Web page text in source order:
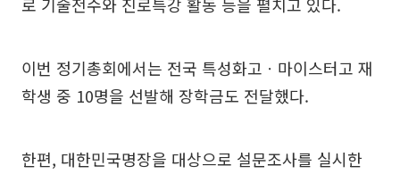
이번 정기총회에서는 전국 특성화고ㆍ마이스터고 재
학생 중 10명을 선발해 장학금도 전달했다.
한편, 대한민국명장을 대상으로 설문조사를 실시한